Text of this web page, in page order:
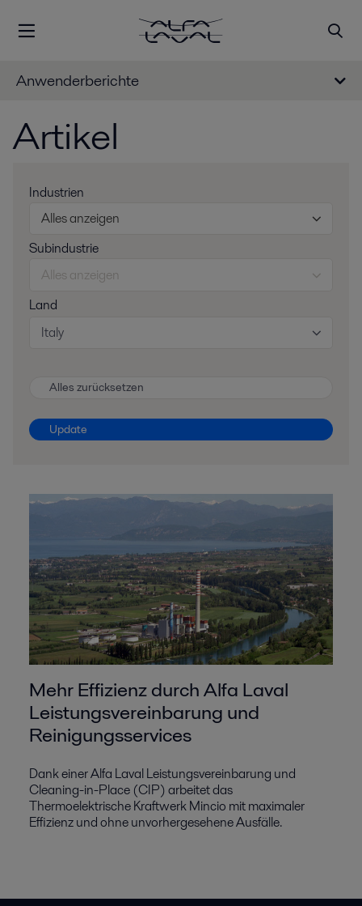
Anwenderberichte
Artikel
Industrien
Alles anzeigen
Subindustrie
Alles anzeigen
Land
Italy
Alles zurücksetzen
Update
Mehr Effizienz durch Alfa Laval
Leistungsvereinbarung und
Reinigungsservices
Dank einer Alfa Laval Leistungsvereinbarung und
Cleaning-in-Place (CIP) arbeitet das
Thermoelektrische Kraftwerk Mincio mit maximaler
Effizienz und ohne unvorhergesehene Ausfälle.